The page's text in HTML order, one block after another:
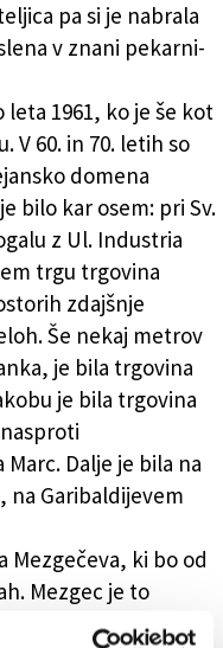
pa si je nabrala
v znani pekarni-
1961, ko je še kot
V 60. in 70. letih so
domena
bilo kar osem: pri Sv.
z Ul. Industria
trgu trgovina
zdajšnje
Še nekaj metrov
je bila trgovina
je bila trgovina
Dalje je bila na
na Garibaldijevem
Mezgečeva, ki bo od
Mezgec je to
1974 in jo od takrat